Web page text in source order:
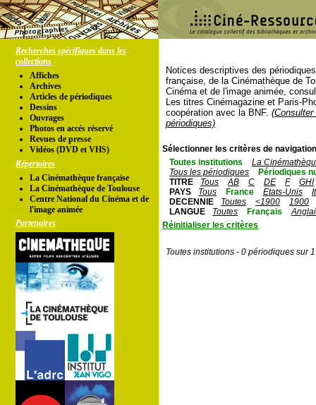
Recherches spécifiques dans les
collections
Affiches
Archives
Articles de périodiques
Dessins
Ouvrages
Photos en accés réservé
Revues de presse
Vidéos (DVD et VHS)
Répertoires
La Cinémathèque française
La Cinémathèque de Toulouse
Centre National du Cinéma et de
l'image animée
Partenaires
Notices descriptives des
française, de la Cinémathèque de
Cinéma et de l'image animée,
Les titres Cinémagazine et Paris-
coopération avec la BNF.
périodiques)
Sélectionner les critères de
Toutes institutions
La
Tous les périodiques
Périodiques
TITRE
Tous AB C DE F
GHI
PAYS
Tous France Etats-Unis
DECENNIE
Toutes <1900
1900
LANGUE
Toutes Français
Réinitialiser les critères
Toutes institutions - 0 périodiques sur